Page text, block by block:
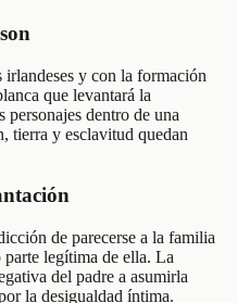
irlandeses y con la formación
que levantará la
personajes dentro de una
tierra y esclavitud quedan
de parecerse a la familia
legítima de ella. La
del padre a asumirla
la desigualdad íntima.